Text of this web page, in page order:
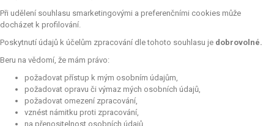
Při udělení souhlasu smarketingovými a preferenčními cookies může
docházet k profilování.
Poskytnutí údajů k účelům zpracování dle tohoto souhlasu je dobrovolné.
Beru na vědomí, že mám právo:
požadovat přístup k mým osobním údajům,
požadovat opravu či výmaz mých osobních údajů,
požadovat omezení zpracování,
vznést námitku proti zpracování,
na přenositelnost osobních údajů,